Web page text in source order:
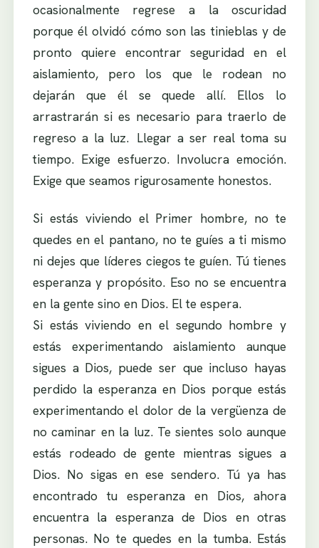
ocasionalmente regrese a la oscuridad
porque él olvidó cómo son las tinieblas y de
pronto quiere encontrar seguridad en el
aislamiento, pero los que le rodean no
dejarán que él se quede allí. Ellos lo
arrastrarán si es necesario para traerlo de
regreso a la luz. Llegar a ser real toma su
tiempo. Exige esfuerzo. Involucra emoción.
Exige que seamos rigurosamente honestos.
Si estás viviendo el Primer hombre, no te
quedes en el pantano, no te guíes a ti mismo
ni dejes que líderes ciegos te guíen. Tú tienes
esperanza y propósito. Eso no se encuentra
en la gente sino en Dios. El te espera.
Si estás viviendo en el segundo hombre y
estás experimentando aislamiento aunque
sigues a Dios, puede ser que incluso hayas
perdido la esperanza en Dios porque estás
experimentando el dolor de la vergüenza de
no caminar en la luz. Te sientes solo aunque
estás rodeado de gente mientras sigues a
Dios. No sigas en ese sendero. Tú ya has
encontrado tu esperanza en Dios, ahora
encuentra la esperanza de Dios en otras
personas. No te quedes en la tumba. Estás